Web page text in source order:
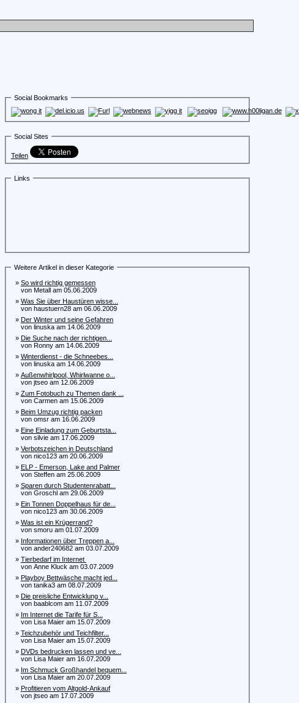
Social Bookmarks
Social Sites
Teilen
Links
Weitere Artikel in dieser Kategorie
» So wird richtig gemessen
von Metall am 05.06.2009
» Was Sie über Haustüren wisse...
von haustuern28 am 06.06.2009
» Der Winter und seine Gefahren
von linuska am 14.06.2009
» Die Suche nach der richtigen...
von Ronny am 14.06.2009
» Winterdienst - die Schneebes...
von linuska am 14.06.2009
» Außenwhirlpool, Whirlwanne o...
von jtseo am 12.06.2009
» Zum Fotobuch zu Themen dank ...
von Carmen am 15.06.2009
» Beim Umzug richtig packen
von omsr am 16.06.2009
» Eine Einladung zum Geburtsta...
von silvie am 17.06.2009
» Verbotszeichen in Deutschland
von nico123 am 20.06.2009
» ELP - Emerson, Lake and Palmer
von Steffen am 25.06.2009
» Sparen durch Studentenrabatt...
von Groschl am 29.06.2009
» Ein Tonnen Doppelhaus für de...
von nico123 am 30.06.2009
» Was ist ein Krügerrand?
von smoru am 01.07.2009
» Informationen über Treppen a...
von ander240682 am 03.07.2009
» Tierbedarf im Internet
von Anne Kluck am 03.07.2009
» Playboy Bettwäsche macht jed...
von tanika3 am 08.07.2009
» Die preisliche Entwicklung v...
von baablcom am 11.07.2009
» Im Internet die Tarife für S...
von Lisa Maier am 15.07.2009
» Teichzubehör und Teichfilter...
von Lisa Maier am 15.07.2009
» DVDs bedrucken lassen und ve...
von Lisa Maier am 16.07.2009
» Im Schmuck Großhandel bequem...
von Lisa Maier am 20.07.2009
» Profitieren vom Altgold-Ankauf
von jtseo am 17.07.2009